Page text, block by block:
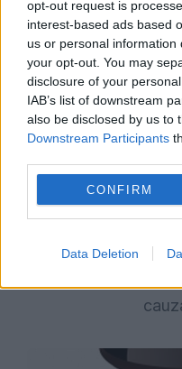
opt-out request is
interest-based ads based
us or personal
your opt-out. You may
disclosure of your
IAB’s list of downstream
also be disclosed by us to
Downstream Participants
CONFIRM
Data Deletion
MAE